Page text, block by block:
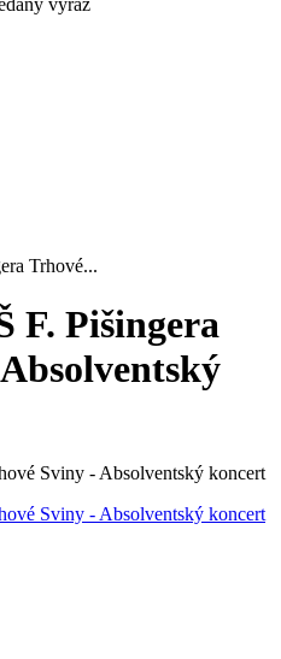
výraz
Trhové...
F. Pišingera
Sviny - Absolventský koncert
Sviny - Absolventský koncert